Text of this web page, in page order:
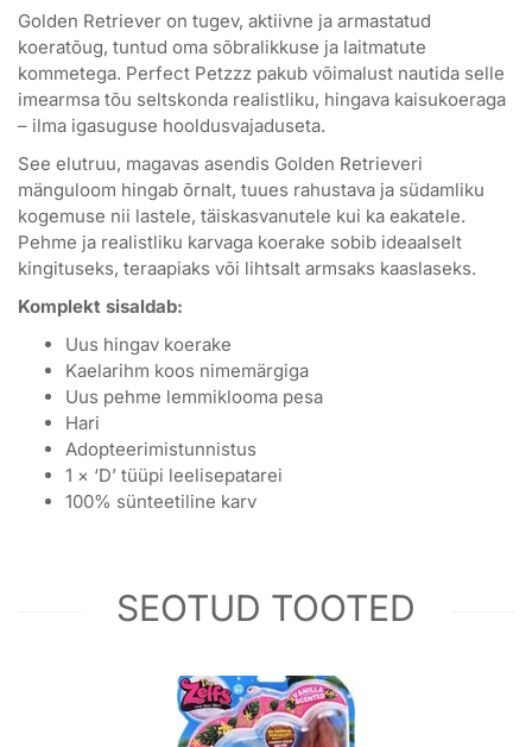
Golden Retriever on tugev, aktiivne ja armastatud
koeratõug, tuntud oma sõbralikkuse ja laitmatute
kommetega. Perfect Petzzz pakub võimalust nautida selle
imearmsa tõu seltskonda realistliku, hingava kaisukoeraga
– ilma igasuguse hooldusvajaduseta.
See elutruu, magavas asendis Golden Retrieveri
mänguloom hingab õrnalt, tuues rahustava ja südamliku
kogemuse nii lastele, täiskasvanutele kui ka eakatele.
Pehme ja realistliku karvaga koerake sobib ideaalselt
kingituseks, teraapiaks või lihtsalt armsaks kaaslaseks.
Komplekt sisaldab:
Uus hingav koerake
Kaelarihm koos nimemärgiga
Uus pehme lemmiklooma pesa
Hari
Adopteerimistunnistus
1 × ‘D’ tüüpi leelisepatarei
100% sünteetiline karv
SEOTUD TOOTED